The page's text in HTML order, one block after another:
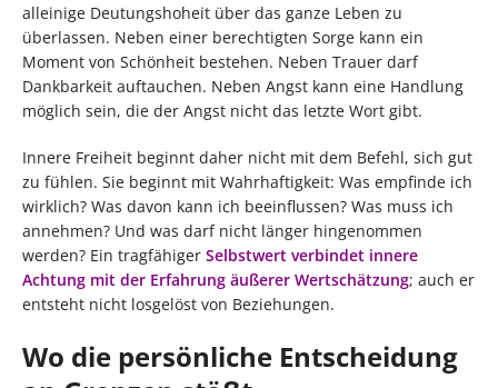
alleinige Deutungshoheit über das ganze Leben zu
überlassen. Neben einer berechtigten Sorge kann ein
Moment von Schönheit bestehen. Neben Trauer darf
Dankbarkeit auftauchen. Neben Angst kann eine Handlung
möglich sein, die der Angst nicht das letzte Wort gibt.
Innere Freiheit beginnt daher nicht mit dem Befehl, sich gut
zu fühlen. Sie beginnt mit Wahrhaftigkeit: Was empfinde ich
wirklich? Was davon kann ich beeinflussen? Was muss ich
annehmen? Und was darf nicht länger hingenommen
werden? Ein tragfähiger Selbstwert verbindet innere
Achtung mit der Erfahrung äußerer Wertschätzung; auch er
entsteht nicht losgelöst von Beziehungen.
Wo die persönliche Entscheidung